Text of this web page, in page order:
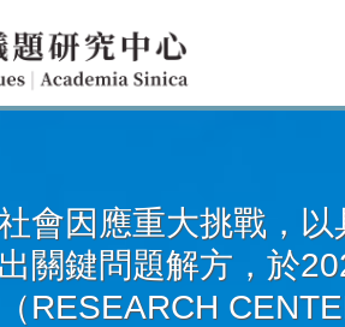
會因應重大挑戰，以
關鍵問題解方，於
RESEARCH